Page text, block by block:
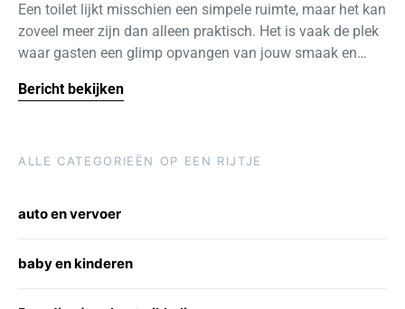
Een toilet lijkt misschien een simpele ruimte, maar het kan
zoveel meer zijn dan alleen praktisch. Het is vaak de plek
waar gasten een glimp opvangen van jouw smaak en…
Bericht bekijken
ALLE CATEGORIEËN OP EEN RIJTJE
auto en vervoer
baby en kinderen